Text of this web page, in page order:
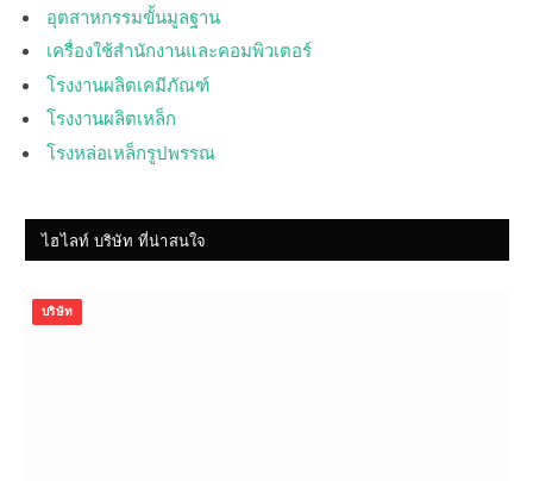
อุตสาหกรรมขั้นมูลฐาน
เครื่องใช้สำนักงานและคอมพิวเตอร์
โรงงานผลิตเคมีภัณฑ์
โรงงานผลิตเหล็ก
โรงหล่อเหล็กรูปพรรณ
ไฮไลท์ บริษัท ที่น่าสนใจ
บริษัท